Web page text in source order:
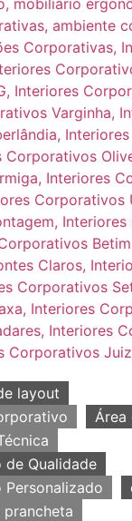
layout
Área
de Qualidade
Personalizado